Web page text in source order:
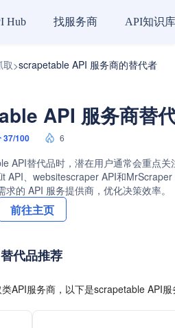
Hub 找服务商 API知识库
取>scrapetable API 服务商的替代者
API 服务商替
37/100 6
API替代品时，潜在用户通常会重点
API、websitescraper API和
求的 API 服务提供商，优化决策效率。
前往主页
代品推荐
API服务商，以下是scrapetable API